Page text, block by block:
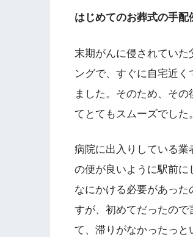
はじめてのお葬式の手配
末期がんに侵されていた
ングで、すぐに自宅近
ました。そのため、そ
てとてもスムーズでした。
病院に出入りしている業
の便が良いように駅前に
なにかける必要があった
すが、初めてだったので
て、滞りがなかったっ